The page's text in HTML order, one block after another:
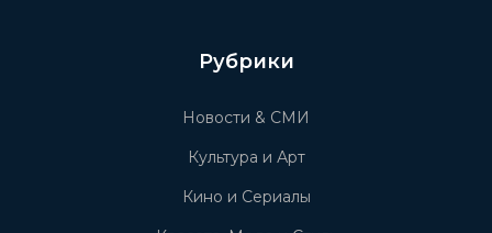
Рубрики
Новости & СМИ
Культура и Арт
Кино и Сериалы